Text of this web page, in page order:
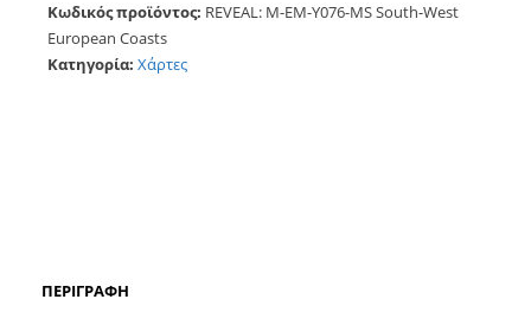
MS
South-
West
Κωδικός προϊόντος: REVEAL: M-EM-Y076-MS South-West
European Coasts
Κατηγορία: Χάρτες
ΠΕΡΙΓΡΑΦΉ